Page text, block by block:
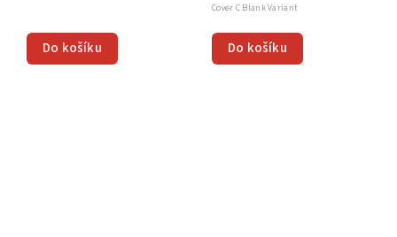
Do košíku Do košíku
Cover C Blank Variant